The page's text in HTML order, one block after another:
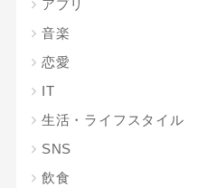
アプリ
音楽
恋愛
IT
生活・ライフスタイル
SNS
飲食